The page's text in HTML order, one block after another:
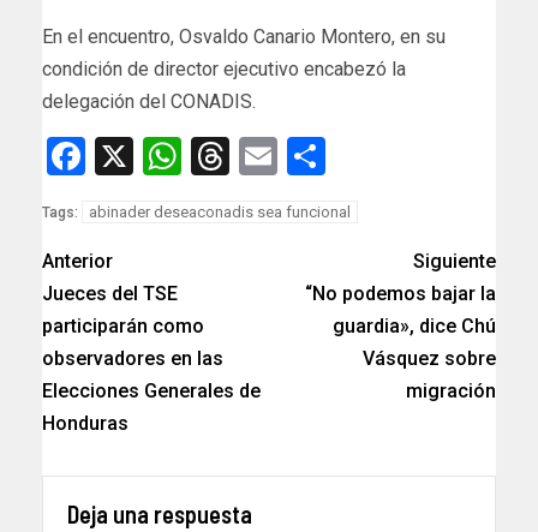
En el encuentro, Osvaldo Canario Montero, en su
condición de director ejecutivo encabezó la
delegación del CONADIS.
Facebook
X WhatsApp
Threads
Email
Tags: abinader deseaconadis sea funcional
Anterior
Jueces del TSE
participarán como
observadores en las
Elecciones Generales de
Honduras
Siguiente
“No podemos bajar la
guardia», dice Chú
Vásquez sobre
migración
Deja una respuesta